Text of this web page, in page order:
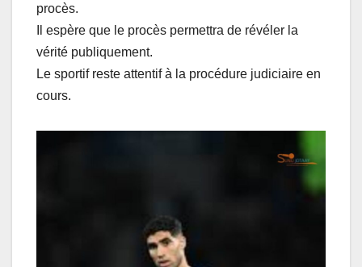
procès.
Il espère que le procès permettra de révéler la
vérité publiquement.
Le sportif reste attentif à la procédure judiciaire en
cours.